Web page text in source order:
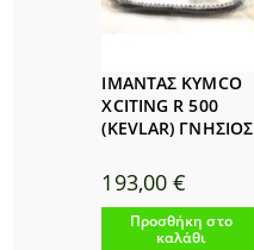
ΙΜΑΝΤΑΣ KYMCO
XCITING R 500
(KEVLAR) ΓΝΗΣΙΟΣ
193,00€
Προσθήκη στο
καλάθι